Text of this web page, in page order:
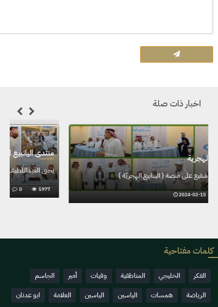
اخبار ذات صلة
منتدى اليانبيع الهجرية
الشاعر إبراهيم بو شفيع على منصة ( الينابيع الهجريّة )
5756
كلمات مفتاحية
الفكر الخليجي المناطقية وفيات أمير
الجاسم
الرياضة
همسات الياسين الياسين العلامة
ابو عدنان